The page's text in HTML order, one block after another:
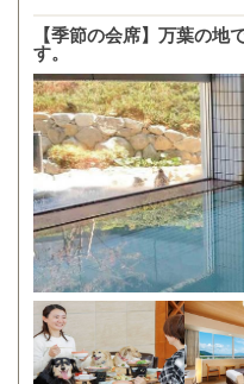
【季節の会席】万葉の
す。